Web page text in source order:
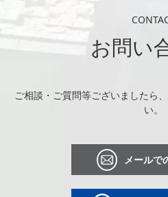
お問い
ご相談・ご質問等ございましたら
い。
メールで